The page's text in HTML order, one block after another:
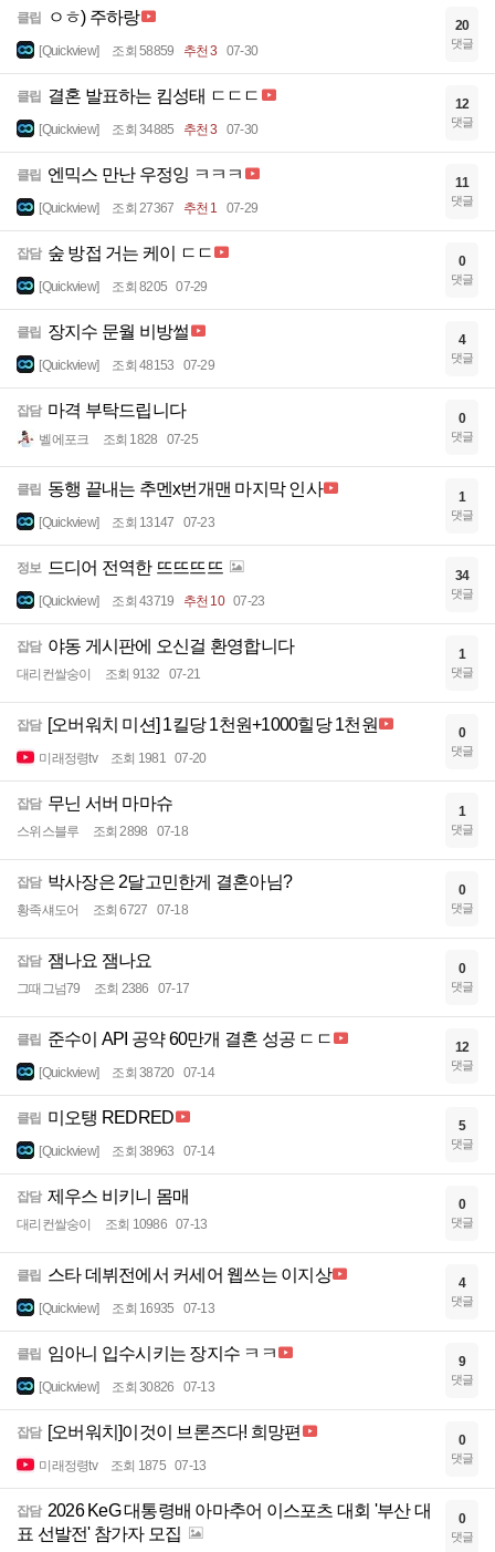
클립 ㅇㅎ) 주하랑
[Quickview] 조회 58859 추천 3 07-30
20
댓글
클립 결혼 발표하는 킴성태 ㄷㄷㄷ
[Quickview] 조회 34885 추천 3 07-30
12
댓글
클립 엔믹스 만난 우정잉 ㅋㅋㅋ
[Quickview] 조회 27367 추천 1 07-29
11
댓글
잡담 숲 방접 거는 케이 ㄷㄷ
[Quickview] 조회 8205 07-29
0
댓글
클립 장지수 문월 비방썰
[Quickview] 조회 48153 07-29
4
댓글
잡담 마격 부탁드립니다
벨에포크 조회 1828 07-25
0
댓글
클립 동행 끝내는 추멘x번개맨 마지막 인사
[Quickview] 조회 13147 07-23
1
댓글
정보 드디어 전역한 뜨뜨뜨뜨
[Quickview] 조회 43719 추천 10 07-23
34
댓글
잡담 야동 게시판에 오신걸 환영합니다
대리컨쌀숭이 조회 9132 07-21
1
댓글
잡담 [오버워치 미션] 1킬당 1천원+1000힐당 1천원
미래정령tv 조회 1981 07-20
0
댓글
잡담 무닌 서버 마마슈
스위스블루 조회 2898 07-18
1
댓글
잡담 박사장은 2달고민한게 결혼아님?
황족섀도어 조회 6727 07-18
0
댓글
잡담 잼나요 잼나요
그때그넘79 조회 2386 07-17
0
댓글
클립 준수이 API 공약 60만개 결혼 성공 ㄷㄷ
[Quickview] 조회 38720 07-14
12
댓글
클립 미오탱 REDRED
[Quickview] 조회 38963 07-14
5
댓글
잡담 제우스 비키니 몸매
대리컨쌀숭이 조회 10986 07-13
0
댓글
클립 스타 데뷔전에서 커세어 웹쓰는 이지상
[Quickview] 조회 16935 07-13
4
댓글
클립 임아니 입수시키는 장지수 ㅋㅋ
[Quickview] 조회 30826 07-13
9
댓글
잡담 [오버워치]이것이 브론즈다! 희망편
미래정령tv 조회 1875 07-13
0
댓글
잡담 2026 KeG 대통령배 아마추어 이스포츠 대회 '부산 대
표 선발전' 참가자 모집
0
댓글